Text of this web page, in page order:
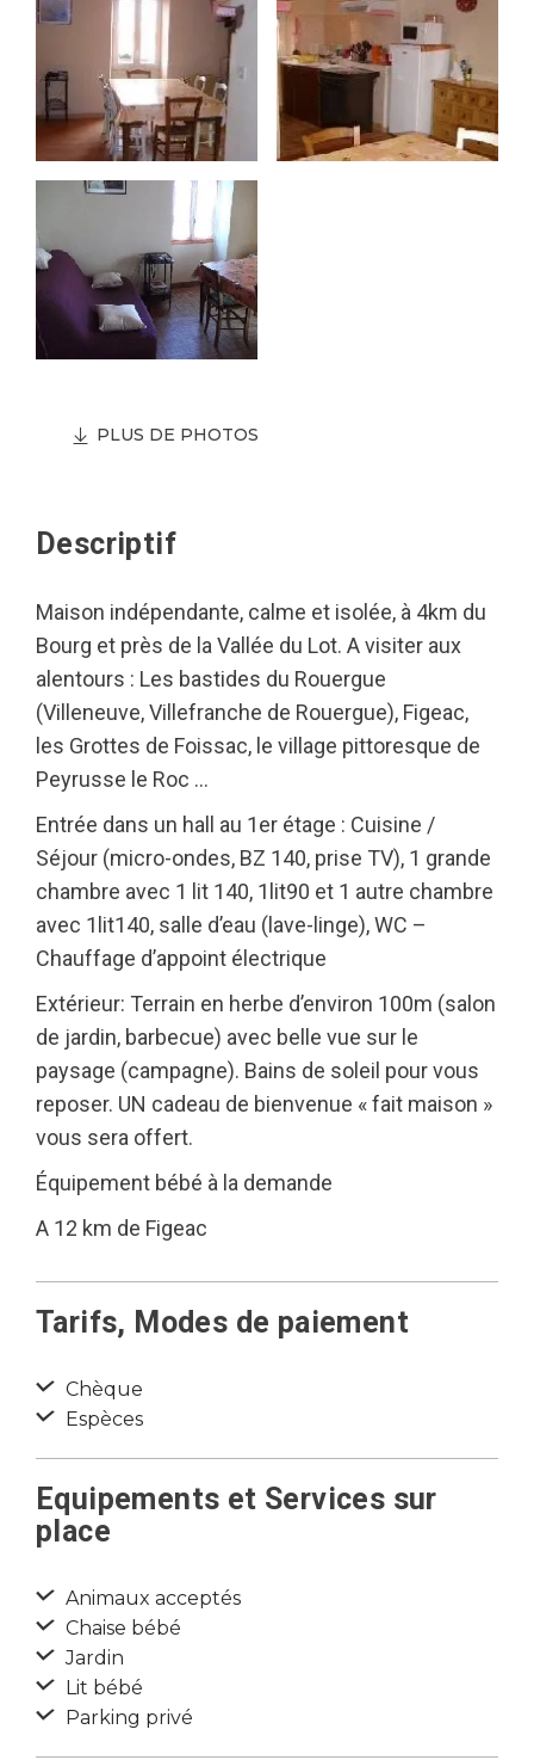
PLUS DE PHOTOS
Descriptif
Maison indépendante, calme et isolée, à 4km du
Bourg et près de la Vallée du Lot. A visiter aux
alentours : Les bastides du Rouergue
(Villeneuve, Villefranche de Rouergue), Figeac,
les Grottes de Foissac, le village pittoresque de
Peyrusse le Roc …
Entrée dans un hall au 1er étage : Cuisine /
Séjour (micro-ondes, BZ 140, prise TV), 1 grande
chambre avec 1 lit 140, 1lit90 et 1 autre chambre
avec 1lit140, salle d’eau (lave-linge), WC –
Chauffage d’appoint électrique
Extérieur: Terrain en herbe d’environ 100m (salon
de jardin, barbecue) avec belle vue sur le
paysage (campagne). Bains de soleil pour vous
reposer. UN cadeau de bienvenue « fait maison »
vous sera offert.
Équipement bébé à la demande
A 12 km de Figeac
Tarifs, Modes de paiement
Chèque
Espèces
Equipements et Services sur
place
Animaux acceptés
Chaise bébé
Jardin
Lit bébé
Parking privé